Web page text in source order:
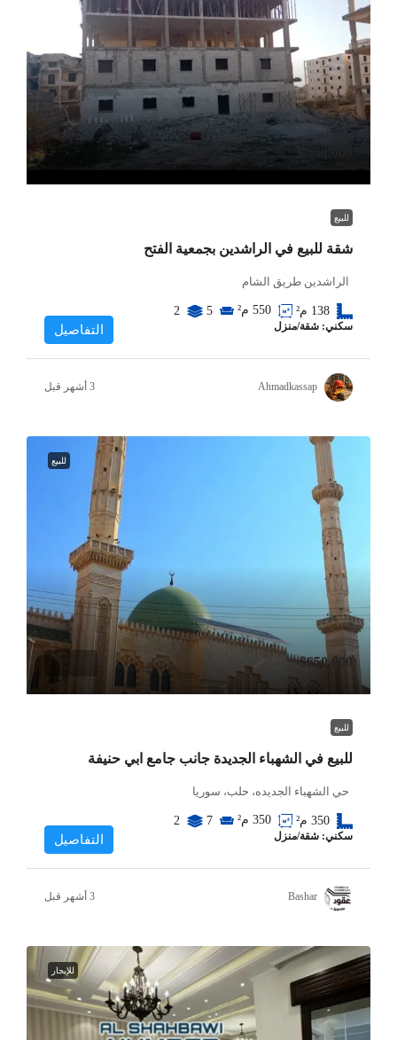
للبيع
شقة للبيع في الراشدين بجمعية الفتح
الراشدين طريق الشام
138 م² 550 م² 5
2
سكني: شقة/منزل التفاصيل
Ahmadkassap
للبيع
$650,000
للبيع
للبيع في الشهباء الجديدة جانب جامع ابي حنيفة
حي الشهباء الجديده، حلب، سوريا
350 م² 350 م² 7
2
سكني: شقة/منزل التفاصيل
Bashar
للإيجار